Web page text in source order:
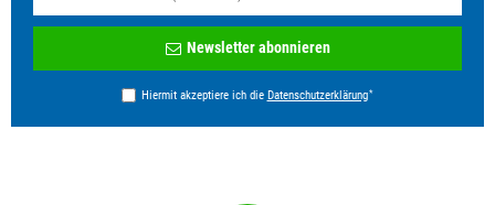
Honig
Newsletter abonnieren
Hiermit akzeptiere ich die Daten­schutz­erklärung*